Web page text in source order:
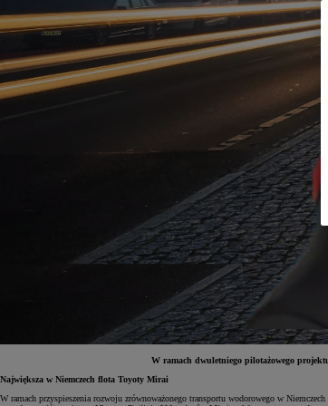
W ramach dwuletniego pilotażowego
Największa w Niemczech flota Toyoty Mirai
W ramach przyspieszenia rozwoju zrównoważonego transportu wodorowego w